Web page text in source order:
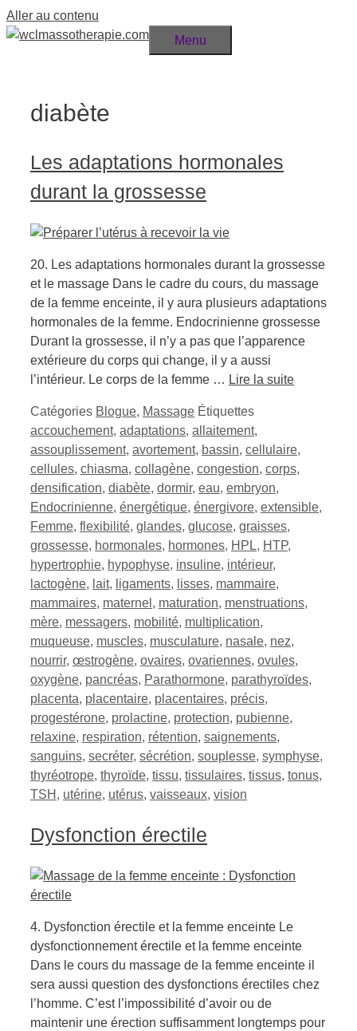
Aller au contenu
Menu
diabète
Les adaptations hormonales
durant la grossesse
20. Les adaptations hormonales durant la grossesse
et le massage Dans le cadre du cours, du massage
de la femme enceinte, il y aura plusieurs adaptations
hormonales de la femme. Endocrinienne grossesse
Durant la grossesse, il n’y a pas que l’apparence
extérieure du corps qui change, il y a aussi
l’intérieur. Le corps de la femme … Lire la suite
Catégories Blogue, Massage Étiquettes
accouchement, adaptations, allaitement,
assouplissement, avortement, bassin, cellulaire,
cellules, chiasma, collagène, congestion, corps,
densification, diabète, dormir, eau, embryon,
Endocrinienne, énergétique, énergivore, extensible,
Femme, flexibilité, glandes, glucose, graisses,
grossesse, hormonales, hormones, HPL, HTP,
hypertrophie, hypophyse, insuline, intérieur,
lactogène, lait, ligaments, lisses, mammaire,
mammaires, maternel , maturation, menstruations,
mère, messagers, mobilité, multiplication,
muqueuse, muscles, musculature, nasale, nez,
nourrir, œstrogène, ovaires, ovariennes, ovules,
oxygène, pancréas, Parathormone, parathyroïdes,
placenta, placentaire, placentaires, précis,
progestérone, prolactine, protection, pubienne,
relaxine, respiration, rétention, saignements,
sanguins, secréter, sécrétion, souplesse, symphyse,
thyréotrope, thyroïde, tissu, tissulaires, tissus, tonus,
TSH , utérine, utérus, vaisseaux, vision
Dysfonction érectile
4. Dysfonction érectile et la femme enceinte Le
dysfonctionnement érectile et la femme enceinte
Dans le cours du massage de la femme enceinte il
sera aussi question des dysfonctions érectiles chez
l’homme. C’est l’impossibilité d’avoir ou de
maintenir une érection suffisamment longtemps pour